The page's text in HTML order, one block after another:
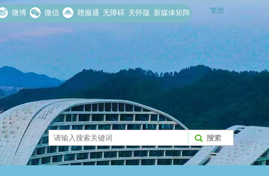
微博 微信 赣服通 无障碍 关怀版 新媒体矩阵 繁體